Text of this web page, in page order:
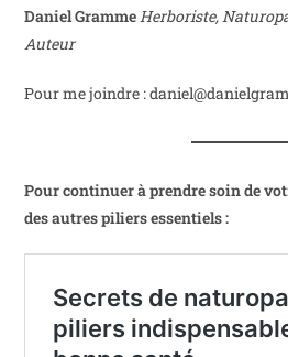
Daniel GrammeHerboriste,
Auteur
Pour me joindre :
Pour continuer à prendre soin de
des autres piliers essentiels :